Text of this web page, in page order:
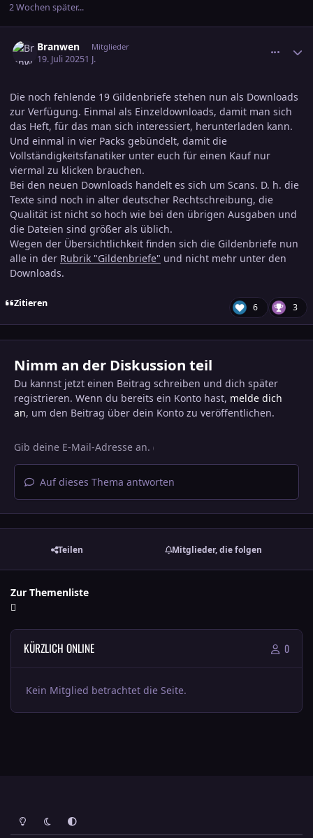
2 Wochen später...
Branwen Mitglieder
19. Juli 20251 J.
Die noch fehlende 19 Gildenbriefe stehen nun als Downloads
zur Verfügung. Einmal als Einzeldownloads, damit man sich
das Heft, für das man sich interessiert, herunterladen kann.
Und einmal in vier Packs gebündelt, damit die
Vollständigkeitsfanatiker unter euch für einen Kauf nur
viermal zu klicken brauchen.
Bei den neuen Downloads handelt es sich um Scans. D. h. die
Texte sind noch in alter deutscher Rechtschreibung, die
Qualität ist nicht so hoch wie bei den übrigen Ausgaben und
die Dateien sind größer als üblich.
Wegen der Übersichtlichkeit finden sich die Gildenbriefe nun
alle in der Rubrik "Gildenbriefe" und nicht mehr unter den
Downloads.
Zitieren 6 3
Nimm an der Diskussion teil
Du kannst jetzt einen Beitrag schreiben und dich später
registrieren. Wenn du bereits ein Konto hast, melde dich
an, um den Beitrag über dein Konto zu veröffentlichen.
Auf dieses Thema antworten
Teilen Mitglieder, die folgen
Zur Themenliste
KÜRZLICH ONLINE 0
Kein Mitglied betrachtet die Seite.
Heller ModusDunkler ModusSystemeinstellung